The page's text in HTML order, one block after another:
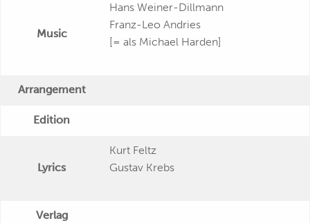
Music
Hans Weiner-Dillmann
Franz-Leo Andries
[= als Michael Harden]
Arrangement
Edition
Lyrics
Kurt Feltz
Gustav Krebs
Verlag